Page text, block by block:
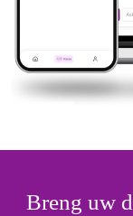
Breng uw